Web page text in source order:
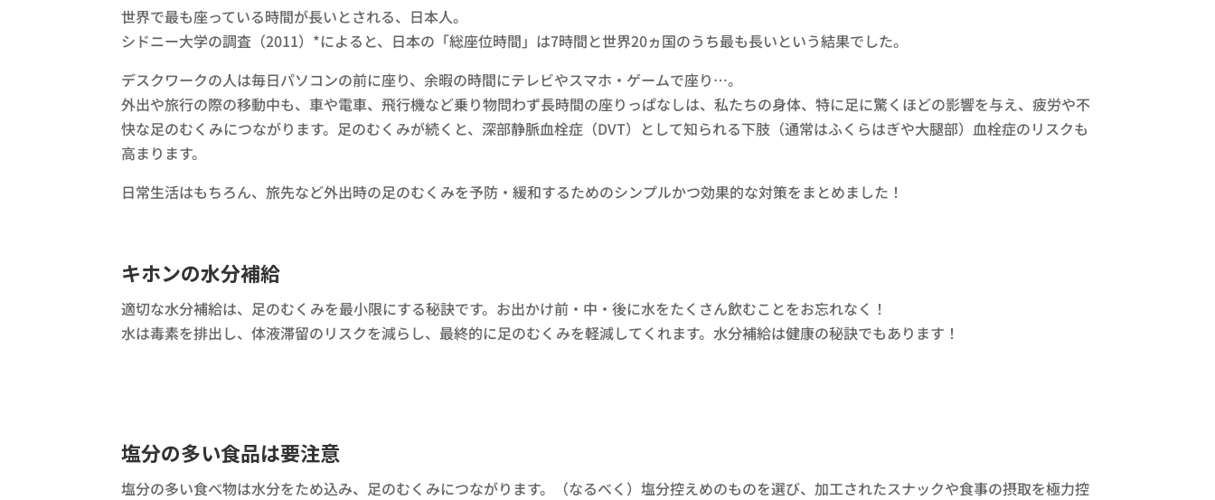
世界で最も座っている時間が長いとされる、日本人。
シドニー大学の調査（2011）*によると、日本の「総座位時間」は7時間と世界20ヵ国のうち最も長いという結果でした。
デスクワークの人は毎日パソコンの前に座り、余暇の時間にテレビやスマホ・ゲームで座り…。
外出や旅行の際の移動中も、車や電車、飛行機など乗り物問わず長時間の座りっぱなしは、私たちの身体、特に足に驚くほどの影響を与え、疲労や不
快な足のむくみにつながります。足のむくみが続くと、深部静脈血栓症（DVT）として知られる下肢（通常はふくらはぎや大腿部）血栓症のリスクも
高まります。
日常生活はもちろん、旅先など外出時の足のむくみを予防・緩和するためのシンプルかつ効果的な対策をまとめました！
キホンの水分補給
適切な水分補給は、足のむくみを最小限にする秘訣です。お出かけ前・中・後に水をたくさん飲むことをお忘れなく！
水は毒素を排出し、体液滞留のリスクを減らし、最終的に足のむくみを軽減してくれます。水分補給は健康の秘訣でもあります！
塩分の多い食品は要注意
塩分の多い食べ物は水分をため込み、足のむくみにつながります。（なるべく）塩分控えめのものを選び、加工されたスナックや食事の摂取を極力控